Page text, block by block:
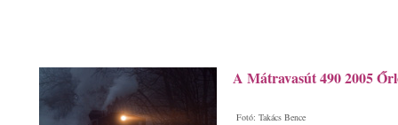
A Mátravasút 490 2005
Fotó: Takács Bence